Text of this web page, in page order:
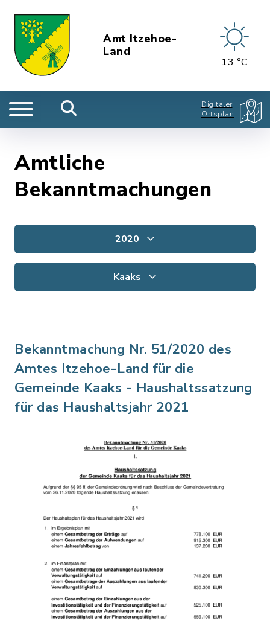
Amt Itzehoe-
Land
13 °C
Digitaler
Ortsplan
Amtliche
Bekanntmachungen
2020
Kaaks
Bekanntmachung Nr. 51/2020 des
Amtes Itzehoe-Land für die
Gemeinde Kaaks - Haushaltssatzung
für das Haushaltsjahr 2021